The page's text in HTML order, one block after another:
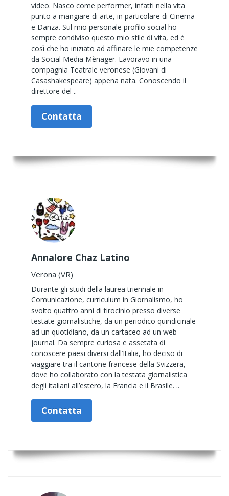
video. Nasco come performer, infatti nella vita
punto a mangiare di arte, in particolare di Cinema
e Danza. Sul mio personale profilo social ho
sempre condiviso questo mio stile di vita, ed è
così che ho iniziato ad affinare le mie competenze
da Social Media Mènager. Lavoravo in una
compagnia Teatrale veronese (Giovani di
Casashakespeare) appena nata. Conoscendo il
direttore del ..
Contatta
Annalore Chaz Latino
Verona (VR)
Durante gli studi della laurea triennale in
Comunicazione, curriculum in Giornalismo, ho
svolto quattro anni di tirocinio presso diverse
testate giornalistiche, da un periodico quindicinale
ad un quotidiano, da un cartaceo ad un web
journal. Da sempre curiosa e assetata di
conoscere paesi diversi dall’Italia, ho deciso di
viaggiare tra il cantone francese della Svizzera,
dove ho collaborato con la testata giornalistica
degli italiani all’estero, la Francia e il Brasile. ..
Contatta